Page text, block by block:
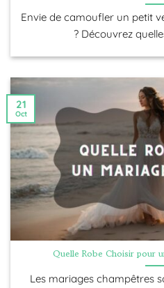
Envie de camoufler un petit
? Découvrez
Quelle Robe Choisir pour
Les mariages champêtres
21
Oct